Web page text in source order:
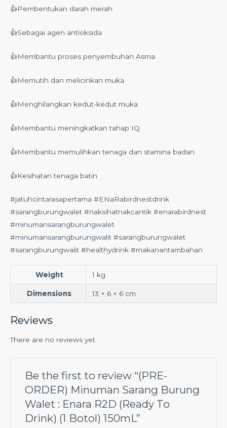
👍Pembentukan darah merah
👍Sebagai agen antioksida
👍Membantu proses penyembuhan Asma
👍Memutih dan melicinkan muka
👍Menghilangkan kedut-kedut muka
👍Membantu meningkatkan tahap IQ
👍Membantu memulihkan tenaga dan stamina badan
👍Kesihatan tenaga batin
#jatuhcintarasapertama #ENaRabirdnestdrink
#sarangburungwalet #naksihatnakcantik #enarabirdnest
#minumansarangburungwalet
#minumansarangburungwalit #sarangburungwalet
#sarangburungwalit #healthydrink #makanantambahan
Weight 1 kg
Dimensions 13 × 6 × 6 cm
Reviews
There are no reviews yet.
Be the first to review “(PRE-
ORDER) Minuman Sarang Burung
Walet : Enara R2D (Ready To
Drink) (1 Botol) 150mL”